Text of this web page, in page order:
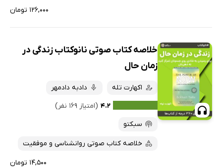
۱۲۶,۰۰۰ تومان
خلاصه کتاب صوتی نانوکتاب زندگی در
زمان حال
اکهارت تله
دادبه دادمهر
۴.۲ (امتیاز ۱۶۹ نفر)
سبکتو
خلاصه کتاب صوتی روانشناسی و موفقیت
۱۴,۵۰۰ تومان